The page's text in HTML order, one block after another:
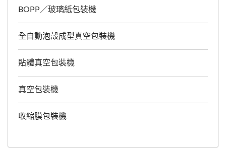
BOPP／玻璃紙包裝機
全自動泡殼成型真空包裝機
貼體真空包裝機
真空包裝機
收縮膜包裝機